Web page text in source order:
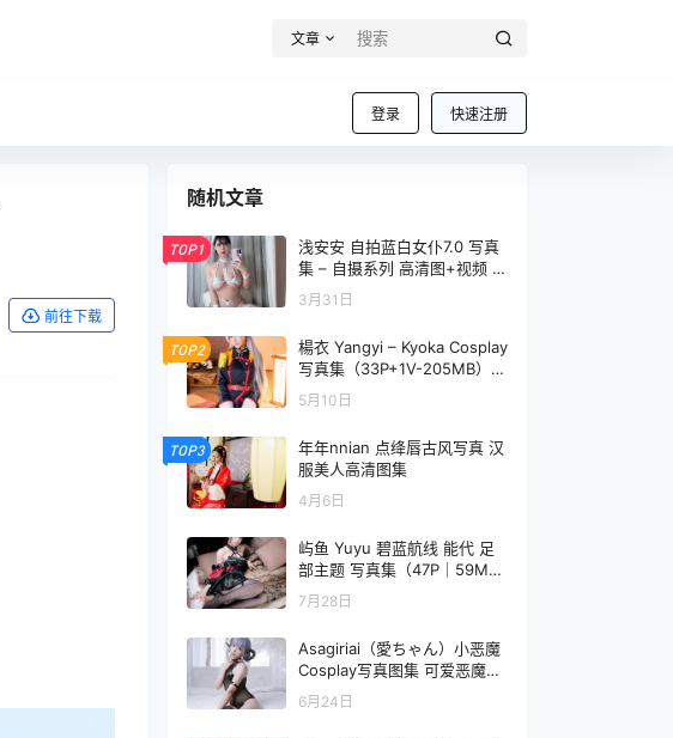
文章
登录 快速注册
前往下载
随机文章
TOP1
浅安安 自拍蓝白女仆7.0 写真
集 – 自摄系列 高清图+视频 [3
0P1V-630M]
3月31日
TOP2
楊衣 Yangyi – Kyoka Cosplay
写真集（33P+1V-205MB）角
色还原
5月10日
TOP3
年年nnian 点绛唇古风写真 汉
服美人高清图集
4月6日
屿鱼 Yuyu 碧蓝航线 能代 足
部主题 写真集（47P｜59M
B）
7月28日
Asagiriai（愛ちゃん）小恶魔
Cosplay写真图集 可爱恶魔主
题 40P (367MB)
6月24日